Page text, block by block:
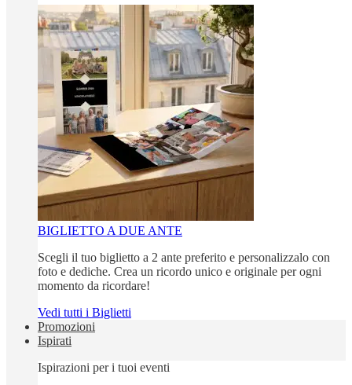
BIGLIETTO A DUE ANTE
Scegli il tuo biglietto a 2 ante preferito e personalizzalo con
foto e dediche. Crea un ricordo unico e originale per ogni
momento da ricordare!
Vedi tutti i Biglietti
Promozioni
Ispirati
Ispirazioni per i tuoi eventi